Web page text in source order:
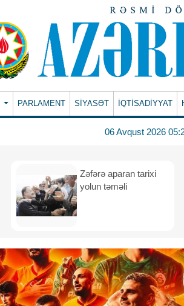
PARLAMENT SİYASƏT İQTİSADİYYAT
06 Avqust 2026
Zəfərə aparan tarixi
yolun təməli